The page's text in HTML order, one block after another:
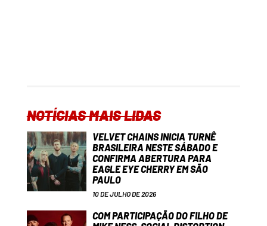
NOTÍCIAS MAIS LIDAS
VELVET CHAINS INICIA TURNÊ
BRASILEIRA NESTE SÁBADO E
CONFIRMA ABERTURA PARA
EAGLE EYE CHERRY EM SÃO
PAULO
10 DE JULHO DE 2026
COM PARTICIPAÇÃO DO FILHO DE